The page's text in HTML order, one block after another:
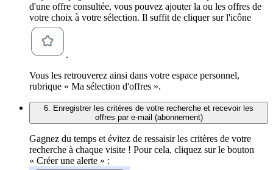
d'une offre consultée, vous pouvez ajouter la ou les offres de
votre choix à votre sélection. Il suffit de cliquer sur l'icône
.
Vous les retrouverez ainsi dans votre espace personnel,
rubrique « Ma sélection d'offres ».
6. Enregistrer les critères de votre recherche et recevoir les
offres par e-mail (abonnement)
Gagnez du temps et évitez de ressaisir les critères de votre
recherche à chaque visite ! Pour cela, cliquez sur le bouton
« Créer une alerte » :